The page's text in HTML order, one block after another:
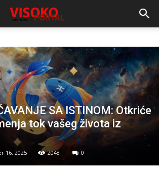
SA ISTINOM: Otkriće
tok vašeg života iz
16, 2025 2048 0